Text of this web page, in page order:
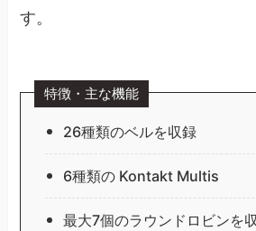
す。
特徴・主な機能
26種類のベルを収録
6種類の Kontakt Multis
最大7個のラウンドロビンを